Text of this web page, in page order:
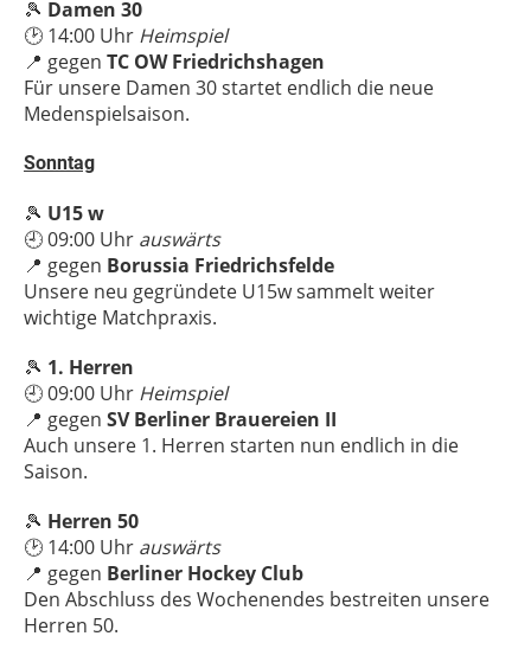
🎾 Damen 30
🕑 14:00 Uhr Heimspiel
📍 gegen TC OW Friedrichshagen
Für unsere Damen 30 startet endlich die neue
Medenspielsaison.
Sonntag
🎾 U15 w
🕘 09:00 Uhr auswärts
📍 gegen Borussia Friedrichsfelde
Unsere neu gegründete U15w sammelt weiter
wichtige Matchpraxis.
🎾 1. Herren
🕘 09:00 Uhr Heimspiel
📍 gegen SV Berliner Brauereien II
Auch unsere 1. Herren starten nun endlich in die
Saison.
🎾 Herren 50
🕑 14:00 Uhr auswärts
📍 gegen Berliner Hockey Club
Den Abschluss des Wochenendes bestreiten unsere
Herren 50.